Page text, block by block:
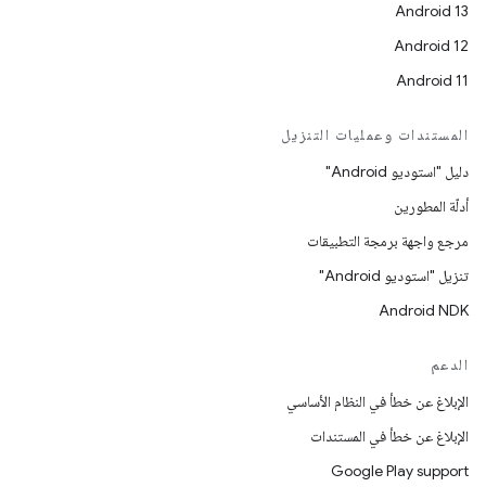
Android 13
Android 12
Android 11
المستندات وعمليات التنزيل
دليل "استوديو Android"
أدلّة المطورين
مرجع واجهة برمجة التطبيقات
تنزيل "استوديو Android"
Android NDK
الدعم
الإبلاغ عن خطأ في النظام الأساسي
الإبلاغ عن خطأ في المستندات
Google Play support